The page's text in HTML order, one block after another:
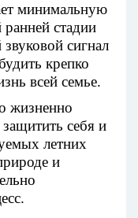
минимальную
стадии
сигнал
крепко
всей семье.
жизненно
себя и
летних
и